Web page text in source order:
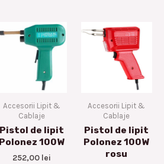
Accesorii Lipit &
Cablaje
Pistol de lipit
Polonez 100W
252,00 lei
Accesorii Lipit &
Cablaje
Pistol de lipit
Polonez 100W
rosu